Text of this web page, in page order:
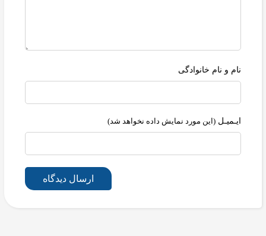
نام و نام خانوادگی
ایـمیـل (این مورد نمایش داده نخواهد شد)
ارسال دیدگاه